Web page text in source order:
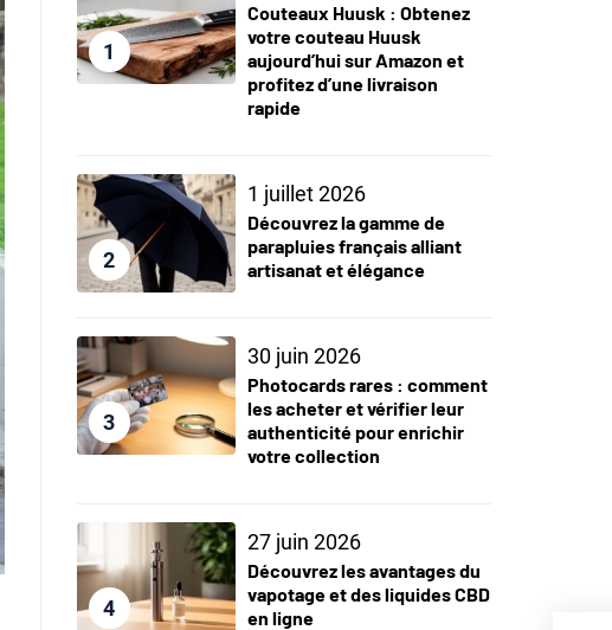
1
Couteaux Huusk : Obtenez
votre couteau Huusk
aujourd’hui sur Amazon et
profitez d’une livraison
rapide
2
1 juillet 2026
Découvrez la gamme de
parapluies français alliant
artisanat et élégance
3
30 juin 2026
Photocards rares : comment
les acheter et vérifier leur
authenticité pour enrichir
votre collection
4
27 juin 2026
Découvrez les avantages du
vapotage et des liquides CBD
en ligne